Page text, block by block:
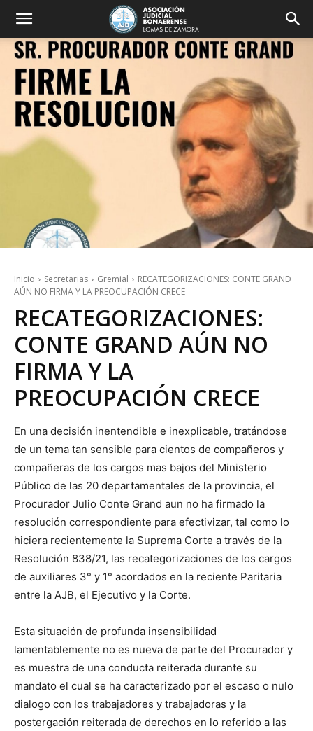
Inicio Secretarias Gremial
RECATEGORIZACIONES: CONTE GRAND
AÚN NO FIRMA Y LA PREOCUPACIÓN CRECE
RECATEGORIZACIONES:
CONTE GRAND AÚN NO
FIRMA Y LA
PREOCUPACIÓN CRECE
En una decisión inentendible e inexplicable, tratándose
de un tema tan sensible para cientos de compañeros y
compañeras de los cargos mas bajos del Ministerio
Público de las 20 departamentales de la provincia, el
Procurador Julio Conte Grand aun no ha firmado la
resolución correspondiente para efectivizar, tal como lo
hiciera recientemente la Suprema Corte a través de la
Resolución 838/21, las recategorizaciones de los cargos
de auxiliares 3° y 1° acordados en la reciente Paritaria
entre la AJB, el Ejecutivo y la Corte.
Esta situación de profunda insensibilidad
lamentablemente no es nueva de parte del Procurador y
es muestra de una conducta reiterada durante su
mandato el cual se ha caracterizado por el escaso o nulo
dialogo con los trabajadores y trabajadoras y la
postergación reiterada de derechos en lo referido a las